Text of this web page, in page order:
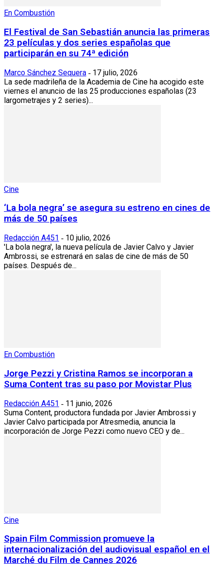
En Combustión
El Festival de San Sebastián anuncia las primeras
23 películas y dos series españolas que
participarán en su 74ª edición
Marco Sánchez Sequera - 17 julio, 2026
La sede madrileña de la Academia de Cine ha acogido este
viernes el anuncio de las 25 producciones españolas (23
largometrajes y 2 series)...
Cine
‘La bola negra’ se asegura su estreno en cines de
más de 50 países
Redacción A451 - 10 julio, 2026
'La bola negra', la nueva película de Javier Calvo y Javier
Ambrossi, se estrenará en salas de cine de más de 50
países. Después de...
En Combustión
Jorge Pezzi y Cristina Ramos se incorporan a
Suma Content tras su paso por Movistar Plus
Redacción A451 - 11 junio, 2026
Suma Content, productora fundada por Javier Ambrossi y
Javier Calvo participada por Atresmedia, anuncia la
incorporación de Jorge Pezzi como nuevo CEO y de...
Cine
Spain Film Commission promueve la
internacionalización del audiovisual español en el
Marché du Film de Cannes 2026